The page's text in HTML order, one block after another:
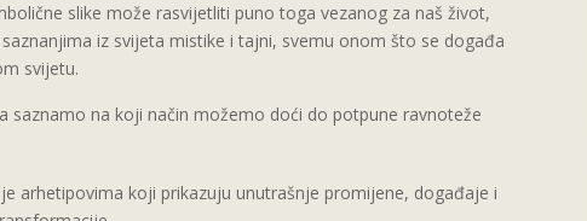
slike može rasvijetliti puno toga vezanog za naš život,
iz svijeta mistike i tajni, svemu onom što se događa
svijetu.
saznamo na koji način možemo doći do potpune ravnoteže
arhetipovima koji prikazuju unutrašnje promijene, događaje i